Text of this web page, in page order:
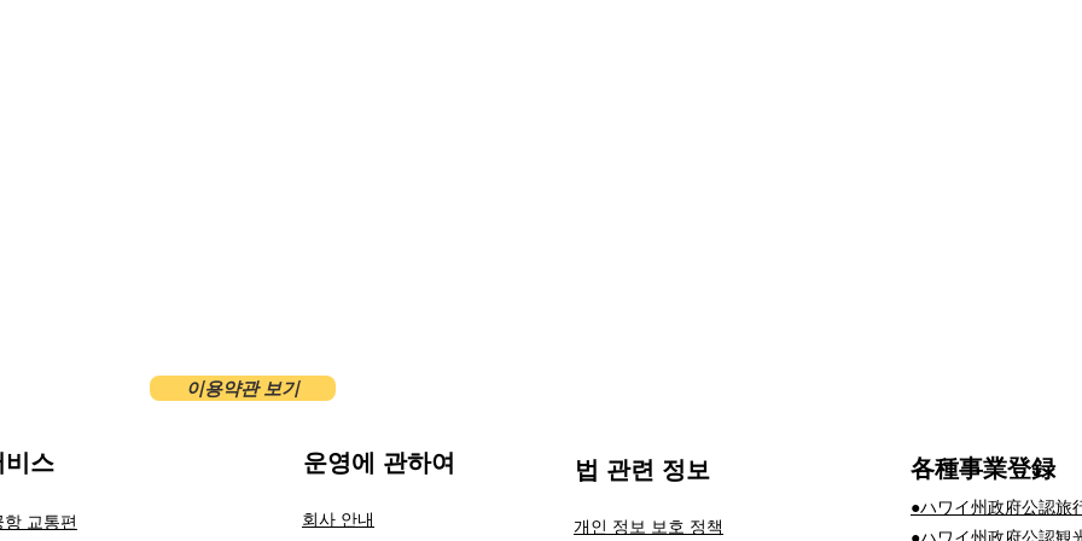
이용약관 보기
비스​
항 교통편
운영에 관하여
회사 안내
법 관련 정보
개인 정보 보호 정책
​各種事業登録
​●ハワイ州政府公認旅